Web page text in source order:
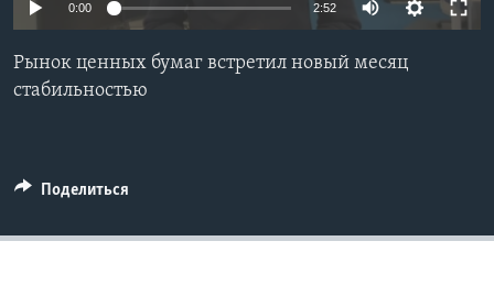
СОЦИАЛЬНЫЕ СЕТИ
Языки
0:00 2:52
Рынок ценных бумаг встретил новый месяц
стабильностью
Поделиться